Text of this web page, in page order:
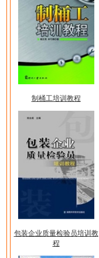
制桶工培训教程
包装企业质量检验员培训教
程